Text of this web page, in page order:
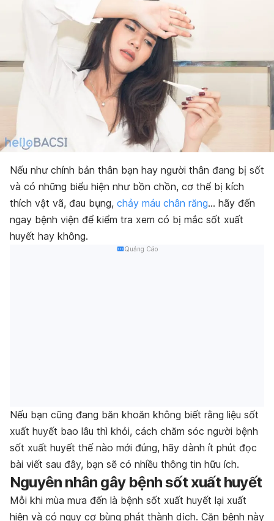
Nếu như chính bản thân bạn hay người thân đang bị sốt
và có những biểu hiện như bồn chồn, cơ thể bị kích
thích vật vã, đau bụng, chảy máu chân răng… hãy đến
ngay bệnh viện để kiểm tra xem có bị mắc sốt xuất
huyết hay không.
Quảng Cáo
Nếu bạn cũng đang băn khoăn không biết rằng liệu sốt
xuất huyết bao lâu thì khỏi, cách chăm sóc người bệnh
sốt xuất huyết thế nào mới đúng, hãy dành ít phút đọc
bài viết sau đây, bạn sẽ có nhiều thông tin hữu ích.
Nguyên nhân gây bệnh sốt xuất huyết
Mỗi khi mùa mưa đến là bệnh sốt xuất huyết lại xuất
hiện và có nguy cơ bùng phát thành dịch. Căn bệnh này